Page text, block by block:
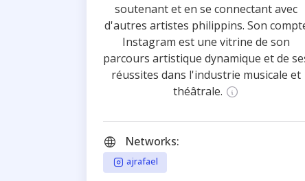
soutenant et en se connectant avec
d'autres artistes philippins. Son
Instagram est une vitrine de son
parcours artistique dynamique et de
réussites dans l'industrie musicale et
théâtrale.
Networks:
ajrafael